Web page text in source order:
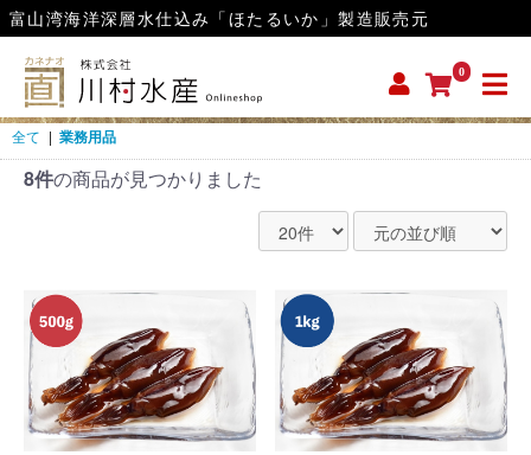
富山湾海洋深層水仕込み「ほたるいか」製造販売元
0
全て | 業務用品
8件の商品が見つかりました